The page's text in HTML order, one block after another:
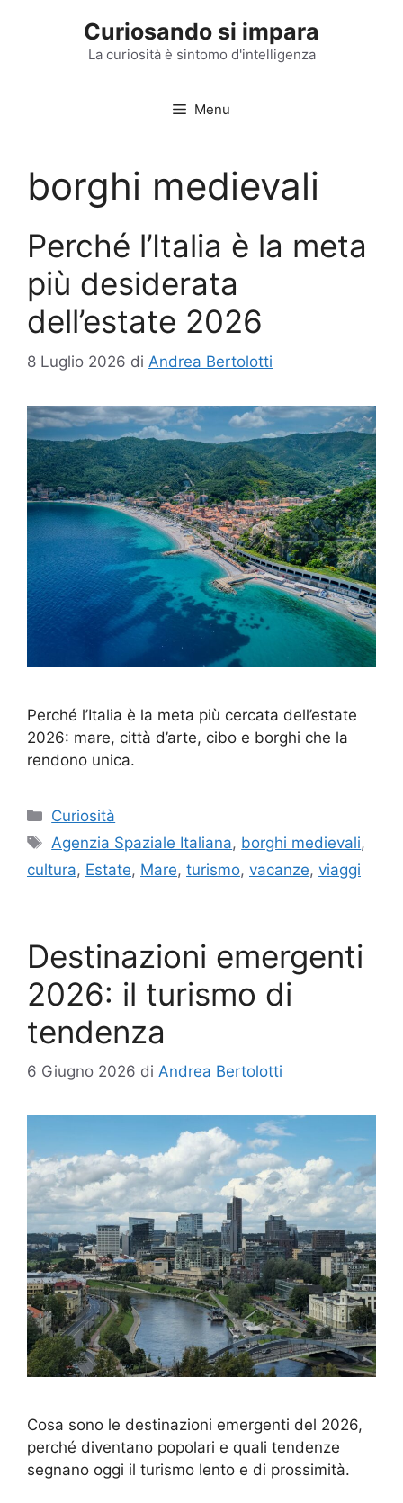
Curiosando si impara
La curiosità è sintomo d'intelligenza
Menu
borghi medievali
Perché l’Italia è la meta
più desiderata
dell’estate 2026
8 Luglio 2026 di Andrea Bertolotti
Perché l’Italia è la meta più cercata dell’estate
2026: mare, città d’arte, cibo e borghi che la
rendono unica.
Categorie
Curiosità
Tag
Agenzia Spaziale Italiana, borghi medievali,
cultura, Estate, Mare, turismo, vacanze, viaggi
Destinazioni emergenti
2026: il turismo di
tendenza
6 Giugno 2026 di Andrea Bertolotti
Cosa sono le destinazioni emergenti del 2026,
perché diventano popolari e quali tendenze
segnano oggi il turismo lento e di prossimità.